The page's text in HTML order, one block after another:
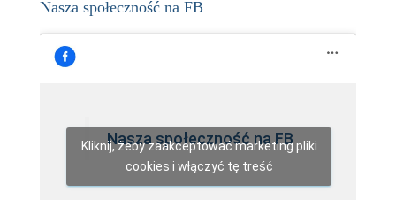
Nasza społeczność na FB
Nasza społeczność na FB
Kliknij, żeby zaakceptować marketing pliki
cookies i włączyć tę treść